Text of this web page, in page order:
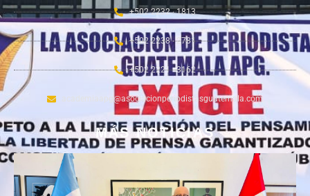
+502 2232 - 1813
+502 2238 - 2781
+502 2221 - 3162
academiaapg@asociacionperiodistasguatemala.com
MÁS NOTICIAS